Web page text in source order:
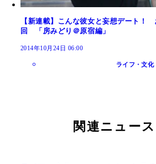
【新連載】こんな彼女と妄想デート
回 「房みどり＠原宿編」
2014年10月24日 06:00
ライフ・文化
関連ニュース